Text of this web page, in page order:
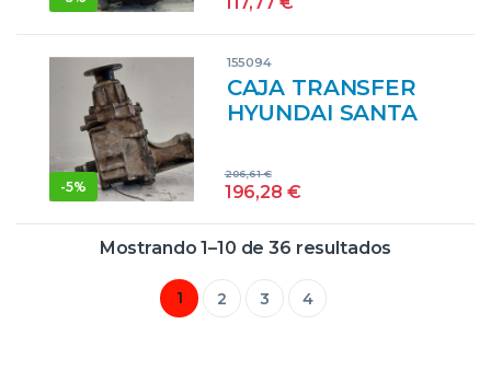
GRIS
-5%
155094
CAJA TRANSFER
HYUNDAI SANTA
Y041200364 GRIS
196,28 €
206,61€
Mostrando 1–10 de 36 resultados
1 2 3 4